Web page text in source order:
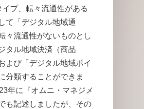
イプ、転々流通性がある
て「デジタル地域通
々流通性がないものとし
タル地域決済（商品
よび「デジタル地域ポイ
分類することができま
年に『オムニ・マネジメ
も記述しましたが、その